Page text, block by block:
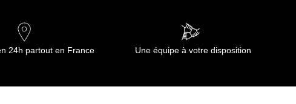
24h partout en France Une équipe à votre disposition